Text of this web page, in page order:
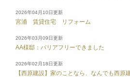
2026年04月10日更新
宮浦 賃貸住宅 リフォーム
2026年03月09日更新
AA様邸：バリアフリーできました
2026年02月18日更新
【西原建設】家のことなら、なんでも西原